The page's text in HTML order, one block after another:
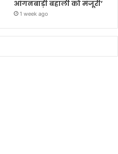
आंगनबाड़ी बहाली को मंजूरी’
1 week ago